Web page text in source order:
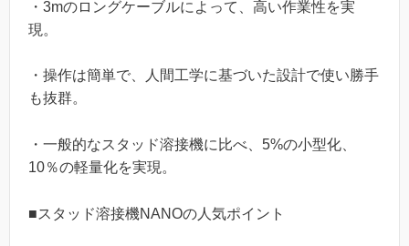
・3mのロングケーブルによって、高い作業性を実
現。
・操作は簡単で、人間工学に基づいた設計で使い勝手
も抜群。
・一般的なスタッド溶接機に比べ、5%の小型化、
10％の軽量化を実現。
■スタッド溶接機NANOの人気ポイント